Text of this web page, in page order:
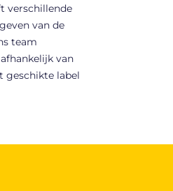
verschillende
van de
team
van
geschikte label